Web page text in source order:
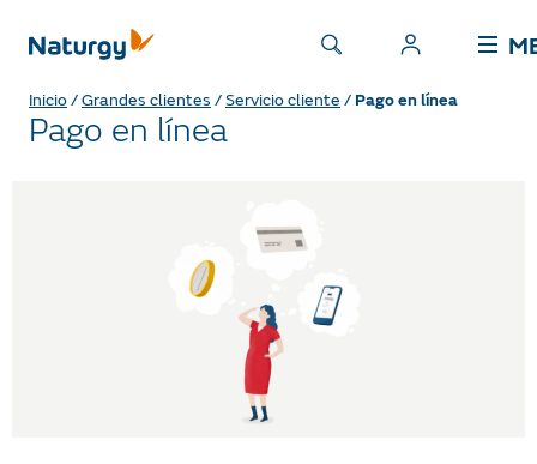
Inicio/Grandes clientes /Servicio cliente / Pago en línea
Pago en línea